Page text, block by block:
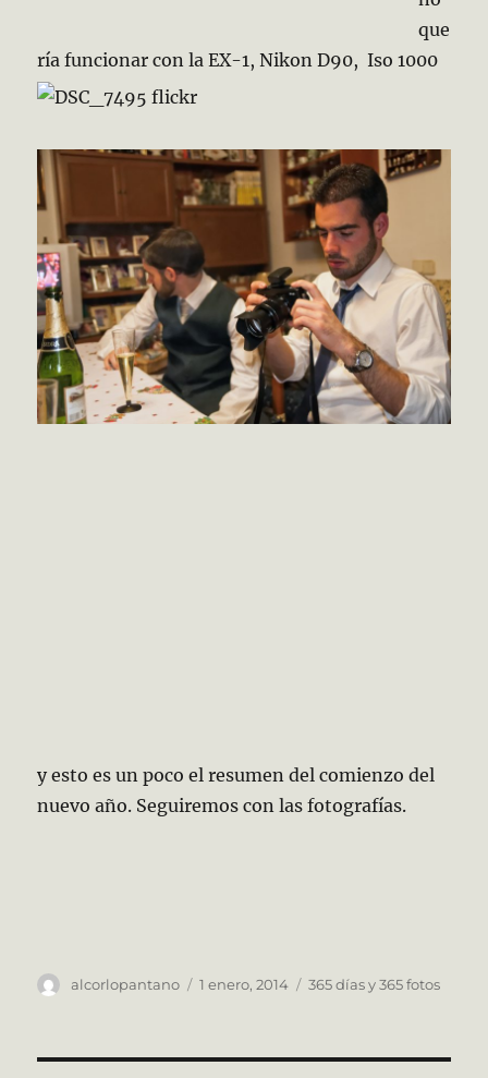
que
ría funcionar con la EX-1, Nikon D90, Iso 1000
y esto es un poco el resumen del comienzo del
nuevo año. Seguiremos con las fotografías.
Autor
alcorlopantano
Publicado
1 enero, 2014 Categorías
365 días y 365 fotos